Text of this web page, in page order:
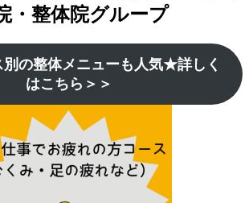
・整体院グループ
別の整体メニューも人気★詳しく
はこちら＞＞